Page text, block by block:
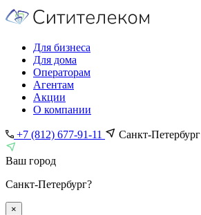
Для бизнеса
Для дома
Операторам
Агентам
Акции
О компании
+7 (812) 677-91-11 Санкт-Петербург
Ваш город
Санкт-Петербург?
×